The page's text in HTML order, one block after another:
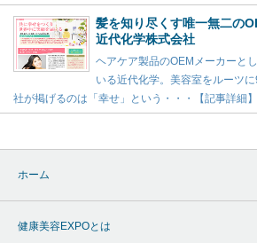
髪を知り尽くす唯一無二の
近代化学株式会社
ヘアケア製品のOEMメーカーと
いる近代化学。美容室をルーツ
社が掲げるのは「幸せ」という・・・【記事詳細】
ホーム
健康美容EXPOとは